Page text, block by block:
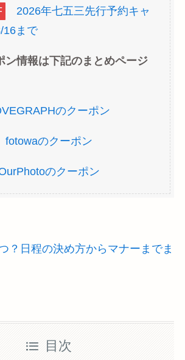
2026年七五三先行予約キャ
まで
ン情報は下記のまとめページ
のクーポン
fotowaのクーポン
のクーポン
？日程の決め方からマナーまでま
目次